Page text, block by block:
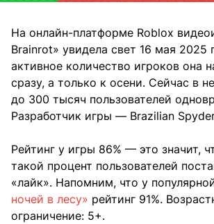
На онлайн-платформе Roblox
Brainrot» увидела свет 16 мая 2025
активное количество игроков она
сразу, а только к осени. Сейчас в
до 300 тысяч пользователей
Разработчик игры — Brazilian
Рейтинг у игры 86% — это значит,
такой процент пользователей
«лайк». Напомним, что у
ночей в лесу» рейтинг 91%.
ограничение: 5+.